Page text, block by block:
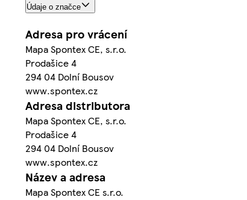
Údaje o značce
Adresa pro vrácení
Mapa Spontex CE, s.r.o.
Prodašice 4
294 04 Dolní Bousov
www.spontex.cz
Adresa distributora
Mapa Spontex CE, s.r.o.
Prodašice 4
294 04 Dolní Bousov
www.spontex.cz
Název a adresa
Mapa Spontex CE s.r.o.